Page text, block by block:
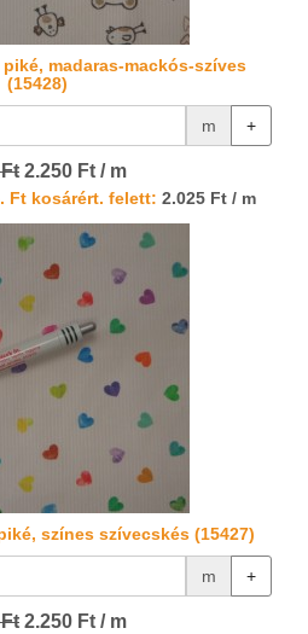
madaras-mackós-szíves
(15428)
m +
2.250 Ft / m
Ft kosárért. felett: 2.025 Ft / m
színes szívecskés (15427)
m +
2.250 Ft / m